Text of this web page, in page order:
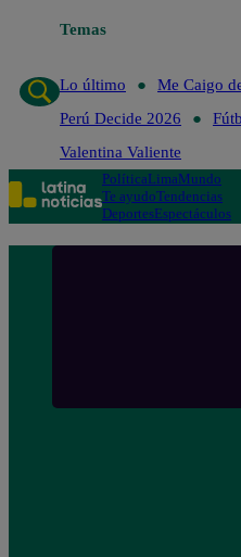
Temas
Lo último
Me Caigo
Perú Decide 2026
Valentina Valiente
PolíticaLimaMundo
Te ayudoTendencias
DeportesEspectáculos